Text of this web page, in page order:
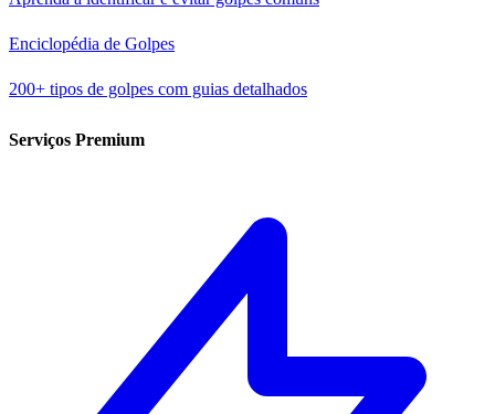
Enciclopédia de Golpes
200+ tipos de golpes com guias detalhados
Serviços Premium